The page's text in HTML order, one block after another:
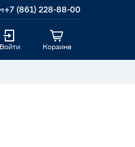
+7 (861) 228-88-00
Войти Корзина